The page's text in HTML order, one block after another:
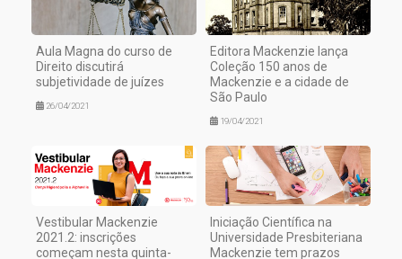
Aula Magna do curso de
Direito discutirá
subjetividade de juízes
26/04/2021
Editora Mackenzie lança
Coleção 150 anos de
Mackenzie e a cidade de
São Paulo
19/04/2021
Vestibular Mackenzie
2021.2: inscrições
começam nesta quinta-
Iniciação Científica na
Universidade Presbiteriana
Mackenzie tem prazos